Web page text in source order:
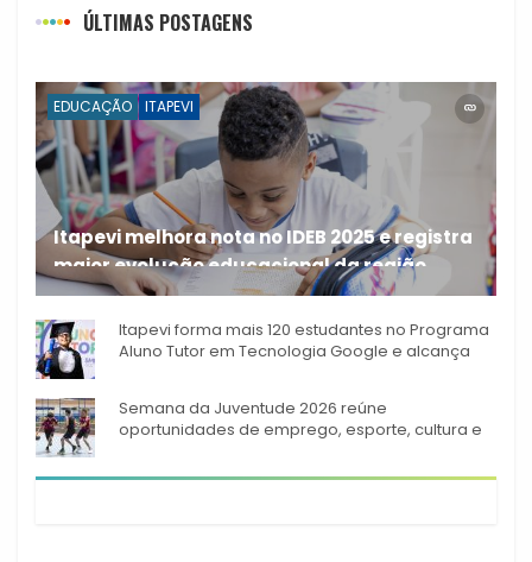
ÚLTIMAS POSTAGENS
EDUCAÇÃO ITAPEVI
Itapevi melhora nota no IDEB 2025 e registra
maior evolução educacional da região
A rede municipal de ensino
Itapevi forma mais 120 estudantes no Programa
Aluno Tutor em Tecnologia Google e alcança
Semana da Juventude 2026 reúne
oportunidades de emprego, esporte, cultura e